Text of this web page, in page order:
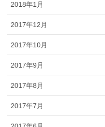
2018年1月
2017年12月
2017年10月
2017年9月
2017年8月
2017年7月